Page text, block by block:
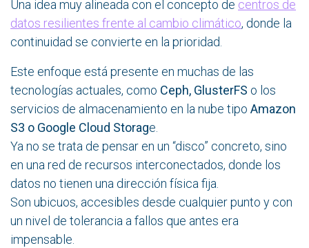
Una idea muy alineada con el concepto de centros de
datos resilientes frente al cambio climático, donde la
continuidad se convierte en la prioridad.
Este enfoque está presente en muchas de las
tecnologías actuales, como Ceph, GlusterFS o los
servicios de almacenamiento en la nube tipo Amazon
S3 o Google Cloud Storage.
Ya no se trata de pensar en un “disco” concreto, sino
en una red de recursos interconectados, donde los
datos no tienen una dirección física fija.
Son ubicuos, accesibles desde cualquier punto y con
un nivel de tolerancia a fallos que antes era
impensable.